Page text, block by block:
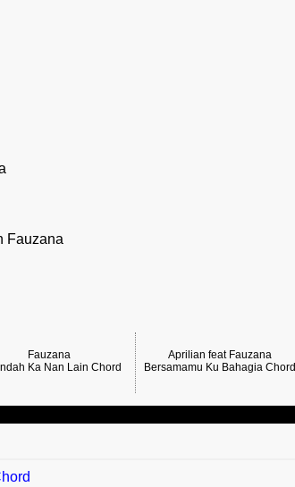
Fauzana
Fauzana
Ka Nan Lain Chord
Aprilian feat Fauzana
Bersamamu Ku Bahagia Chord